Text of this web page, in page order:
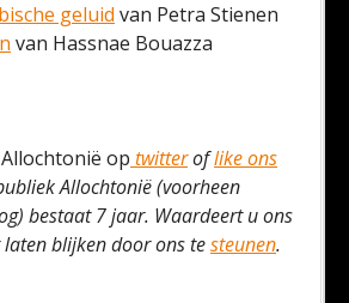
geluid van Petra Stienen
van Hassnae Bouazza
op twitteroflike ons
Allochtonië (voorheen
bestaat 7 jaar. Waardeert u ons
laten blijken door ons testeunen.